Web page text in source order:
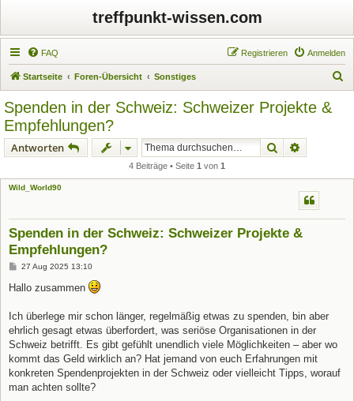
treffpunkt-wissen.com
FAQ Anmelden
Registrieren
Startseite Foren-Übersicht Sonstiges
Spenden in der Schweiz: Schweizer Projekte &
Empfehlungen?
Antworten Suche
4 Beiträge • Seite 1 von 1
Wild_World90
Spenden in der Schweiz: Schweizer Projekte &
Empfehlungen?
B
i
t
a
g
27 Aug 2025 13:10
Hallo zusammen
Ich überlege mir schon länger, regelmäßig etwas zu spenden, bin aber
ehrlich gesagt etwas überfordert, was seriöse Organisationen in der
Schweiz betrifft. Es gibt gefühlt unendlich viele Möglichkeiten – aber wo
kommt das Geld wirklich an? Hat jemand von euch Erfahrungen mit
konkreten Spendenprojekten in der Schweiz oder vielleicht Tipps, worauf
man achten sollte?